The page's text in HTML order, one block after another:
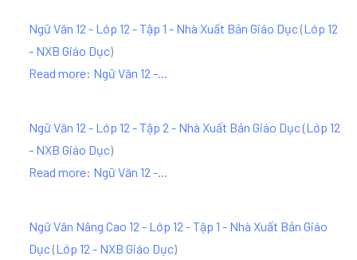
Ngữ Văn 12 - Lớp 12 - Tập 1 - Nhà Xuất Bản Giáo Dục(Lớp 12
- NXB Giáo Dục)
Read more: Ngữ Văn 12 -...
Ngữ Văn 12 - Lớp 12 - Tập 2 - Nhà Xuất Bản Giáo Dục(Lớp 12
- NXB Giáo Dục)
Read more: Ngữ Văn 12 -...
Ngữ Văn Nâng Cao 12 - Lớp 12 - Tập 1 - Nhà Xuất Bản Giáo
Dục(Lớp 12 - NXB Giáo Dục)